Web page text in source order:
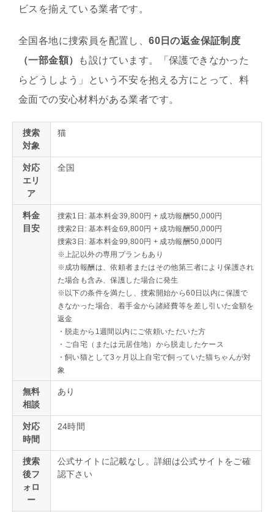
ビスを揃えている業者です。
全国各地に捜索員を配置し、60日の返金保証制度
（一部金額）
も設けています。「保護できなかった
らどうしよう」という不安を抱える方にとって、料
金面での安心材料がある業者です。
捜索
対象
猫
対応
エリ
ア
全国
料金
目安
捜索1日: 基本料金39,800円 + 成功報酬50,000円
捜索2日: 基本料金69,800円 + 成功報酬50,000円
捜索3日: 基本料金99,800円 + 成功報酬50,000円
※上記以外の専用プランもあり
※成功報酬は、依頼者またはその他第三者により保護され
た場合も含み、保護した場合に発生
※以下の条件を満たし、捜索開始から60日以内に保護で
きなかった場合、着手金から諸経費等を差し引いた金額を
返金
・脱走から1週間以内にご依頼いただいた方
・ご自宅（または元居住地）から脱走したケース
・飼い猫として3ヶ月以上自宅で飼っていた猫ちゃんが対
象
無料
相談
あり
対応
時間
24時間
捜索
後フ
ォロ
ー
公式サイトに記載なし。詳細は公式サイトをご確
認下さい